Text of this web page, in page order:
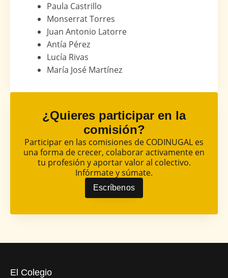
Paula Castrillo
Monserrat Torres
Juan Antonio Latorre
Antía Pérez
Lucía Rivas
María José Martínez
¿Quieres participar en la
comisión?
Participar en las comisiones de CODINUGAL es
una forma de crecer, colaborar activamente en
tu profesión y aportar valor al colectivo.
Infórmate y súmate.
Escríbenos
El Colegio